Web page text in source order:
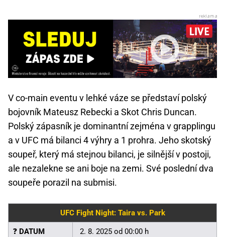
V co-main eventu v lehké váze se představí polský
bojovník Mateusz Rebecki a Skot Chris Duncan.
Polský zápasník je dominantní zejména v grapplingu
a v UFC má bilanci 4 výhry a 1 prohra. Jeho skotský
soupeř, který má stejnou bilanci, je silnější v postoji,
ale nezalekne se ani boje na zemi. Své poslední dva
soupeře porazil na submisi.
UFC Fight Night: Taira vs. Park
❓ DATUM 2. 8. 2025 od 00:00 h